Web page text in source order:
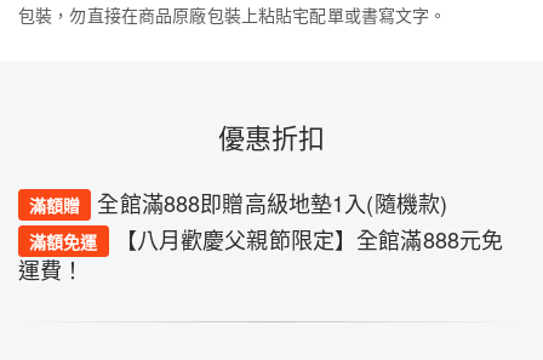
包裝，勿直接在商品原廠包裝上粘貼宅配單或書寫文字。
優惠折扣
滿額贈 全館滿888即贈高級地墊1入(隨機款)
滿額免運
【八月歡慶父親節限定】全館滿888元免
運費！